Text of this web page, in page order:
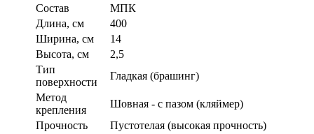
Состав
МПК
Длина, см
400
Ширина, см
14
Высота, см
2,5
Тип
поверхности
Гладкая (брашинг)
Метод
крепления
Шовная - с пазом (кляймер)
Прочность
Пустотелая (высокая прочность)